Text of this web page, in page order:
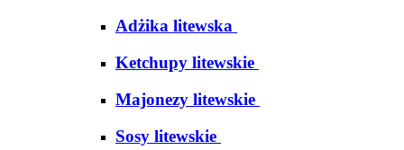
Adżika litewska
Ketchupy litewskie
Majonezy litewskie
Sosy litewskie